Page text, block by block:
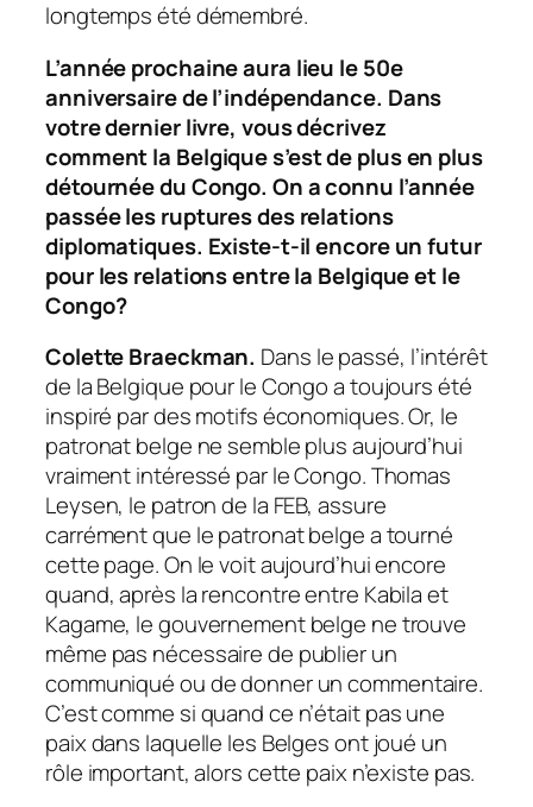
longtemps été démembré.
L’année prochaine aura lieu le 50e
anniversaire de l’indépendance. Dans
votre dernier livre, vous décrivez
comment la Belgique s’est de plus en plus
détournée du Congo. On a connu l’année
passée les ruptures des relations
diplomatiques. Existe-t-il encore un futur
pour les relations entre la Belgique et le
Congo?
Colette Braeckman. Dans le passé, l’intérêt
de la Belgique pour le Congo a toujours été
inspiré par des motifs économiques. Or, le
patronat belge ne semble plus aujourd’hui
vraiment intéressé par le Congo. Thomas
Leysen, le patron de la FEB, assure
carrément que le patronat belge a tourné
cette page. On le voit aujourd’hui encore
quand, après la rencontre entre Kabila et
Kagame, le gouvernement belge ne trouve
même pas nécessaire de publier un
communiqué ou de donner un commentaire.
C’est comme si quand ce n’était pas une
paix dans laquelle les Belges ont joué un
rôle important, alors cette paix n’existe pas.